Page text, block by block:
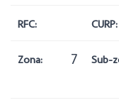
RFC: CURP:
Zona: 7 Sub-